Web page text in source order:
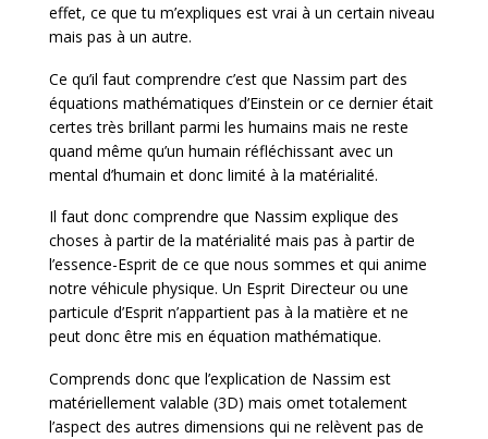
effet, ce que tu m’expliques est vrai à un certain niveau
mais pas à un autre.
Ce qu’il faut comprendre c’est que Nassim part des
équations mathématiques d’Einstein or ce dernier était
certes très brillant parmi les humains mais ne reste
quand même qu’un humain réfléchissant avec un
mental d’humain et donc limité à la matérialité.
Il faut donc comprendre que Nassim explique des
choses à partir de la matérialité mais pas à partir de
l’essence-Esprit de ce que nous sommes et qui anime
notre véhicule physique. Un Esprit Directeur ou une
particule d’Esprit n’appartient pas à la matière et ne
peut donc être mis en équation mathématique.
Comprends donc que l’explication de Nassim est
matériellement valable (3D) mais omet totalement
l’aspect des autres dimensions qui ne relèvent pas de